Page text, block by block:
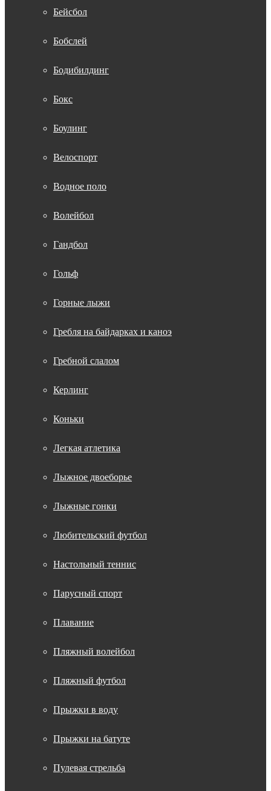
Бейсбол
Бобслей
Бодибилдинг
Бокс
Боулинг
Велоспорт
Водное поло
Волейбол
Гандбол
Гольф
Горные лыжи
Гребля на байдарках и каноэ
Гребной слалом
Керлинг
Коньки
Легкая атлетика
Лыжное двоеборье
Лыжные гонки
Любительский футбол
Настольный теннис
Парусный спорт
Плавание
Пляжный волейбол
Пляжный футбол
Прыжки в воду
Прыжки на батуте
Пулевая стрельба